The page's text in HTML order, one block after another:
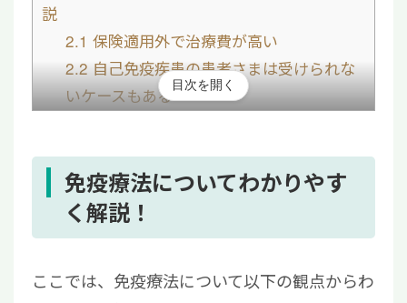
説
2.1 保険適用外で治療費が高い
2.2自己免疫疾患の患者さまは受けられな
いケースもある
3.2高齢者や体力の低下した患者さまにも
治療できる
5 免疫療法とは免疫機能を活用した治療法のこ
目次を開く
免疫療法についてわかりやす
く解説！
ここでは、免疫療法について以下の観点からわ